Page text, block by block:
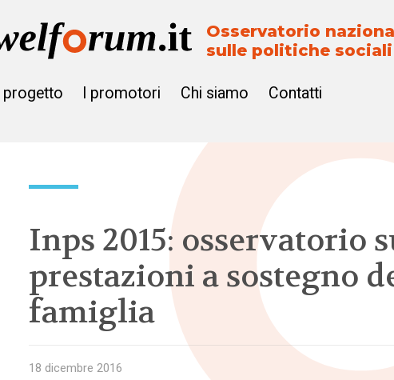
Osservatorio
sulle politiche sociali
Il progetto I promotori Chi siamo Contatti
Inps 2015: osservatorio
prestazioni a sostegno
famiglia
18 dicembre 2016